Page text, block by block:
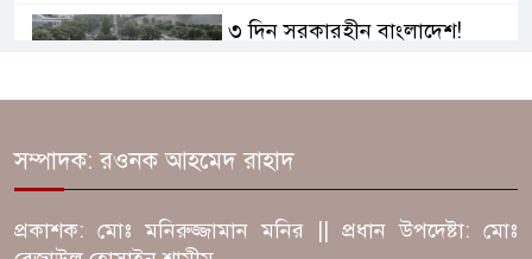
৩ দিন সরকারহীন বাংলাদেশ!
ফরিদপুরে ঘুমন্ত স্বামীর গোপনাঙ্গ
কাটলেন স্ত্রী! আটক ১
সম্পাদক: রওনক আহমেদ রাহাদ
প্রকাশক: মোঃ মনিরুজ্জামান মনির || প্রধান উপদেষ্টা: মোঃ